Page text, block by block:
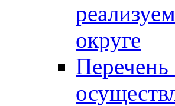
округе
Перечень